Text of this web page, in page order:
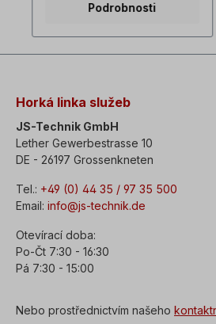
fotografie výrobků jsou
Technické změny vyhrazeny.
Podrobnosti
Horká linka služeb
JS-Technik GmbH
Lether Gewerbestrasse 10
DE - 26197 Grossenkneten
Tel.: +49 (0) 44 35 / 97 35 500
Email: info@js-technik.de
Otevírací doba:
Po-Čt 7:30 - 16:30
Pá 7:30 - 15:00
Nebo prostřednictvím našeho